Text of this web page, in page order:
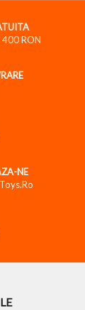
400 RON
NE